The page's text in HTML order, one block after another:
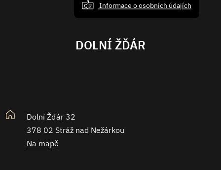
Informace o osobních údajích
DOLNÍ ŽĎÁR
Dolní Žďár 32
378 02 Stráž nad Nežárkou
Na mapě